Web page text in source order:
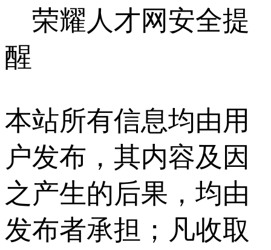
荣耀人才网安全提
醒
本站所有信息均由用
户发布，其内容及因
之产生的后果，均由
发布者承担；凡收取